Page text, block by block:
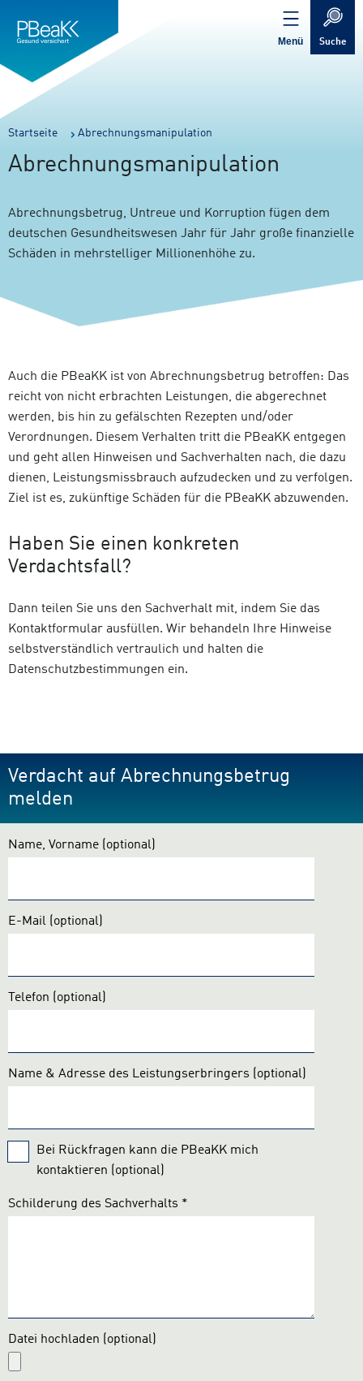
springen
springen
Verweis
zur
Menü Suche
Sie
sind
hier:
Startseite Abrechnungsmanipulation
Abrechnungsmanipulation
Abrechnungsbetrug, Untreue und Korruption fügen dem
deutschen Gesundheitswesen Jahr für Jahr große finanzielle
Schäden in mehrstelliger Millionenhöhe zu.
Auch die PBeaKK ist von Abrechnungsbetrug betroffen: Das
reicht von nicht erbrachten Leistungen, die abgerechnet
werden, bis hin zu gefälschten Rezepten und/oder
Verordnungen. Diesem Verhalten tritt die PBeaKK entgegen
und geht allen Hinweisen und Sachverhalten nach, die dazu
dienen, Leistungsmissbrauch aufzudecken und zu verfolgen.
Ziel ist es, zukünftige Schäden für die PBeaKK abzuwenden.
Haben Sie einen konkreten
Verdachtsfall?
Dann teilen Sie uns den Sachverhalt mit, indem Sie das
Kontaktformular ausfüllen. Wir behandeln Ihre Hinweise
selbstverständlich vertraulich und halten die
Datenschutzbestimmungen ein.
Verdacht auf Abrechnungsbetrug
melden
Name, Vorname (optional)
E-Mail (optional)
Telefon (optional)
Name & Adresse des Leistungserbringers (optional)
Bei Rückfragen kann die PBeaKK mich
kontaktieren (optional)
Schilderung des Sachverhalts *
Datei hochladen (optional)